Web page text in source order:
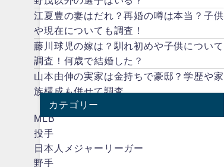
江夏豊の妻はだれ？再婚の噂は本当？子供
や現在についても調査！
藤川球児の嫁は？馴れ初めや子供について
調査！何歳で結婚した？
山本由伸の実家は金持ちで豪邸？学歴や家
族構成も併せて調査
カテゴリー
MLB
投手
日本人メジャーリーガー
野手